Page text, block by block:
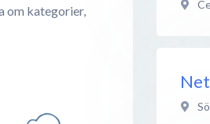
om kategorier,